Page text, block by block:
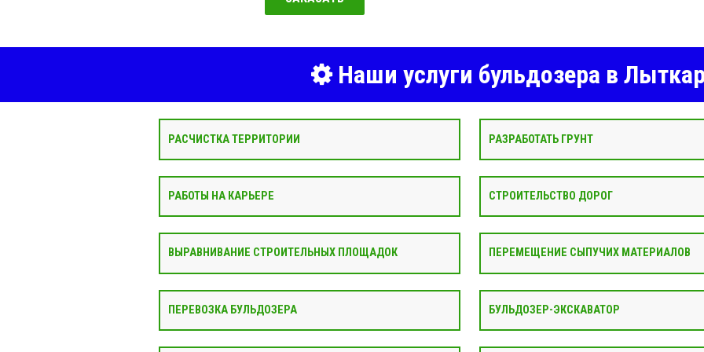
Наши услуги бульдозера в
РАСЧИСТКА ТЕРРИТОРИИ РАЗРАБОТАТЬ ГРУНТ
РАБОТЫ НА КАРЬЕРЕ СТРОИТЕЛЬСТВО ДОРОГ
ВЫРАВНИВАНИЕ СТРОИТЕЛЬНЫХ ПЛОЩАДОК ПЕРЕМЕЩЕНИЕ СЫПУЧИХ МАТЕРИАЛОВ
ПЕРЕВОЗКА БУЛЬДОЗЕРА БУЛЬДОЗЕР-ЭКСКАВАТОР